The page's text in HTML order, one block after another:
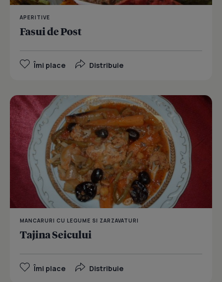
APERITIVE
Fasui de Post
Îmi place Distribuie
MANCARURI CU LEGUME SI ZARZAVATURI
Tajina Seicului
Îmi place Distribuie